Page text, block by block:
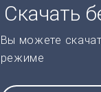
Скачать
Вы можете
режиме